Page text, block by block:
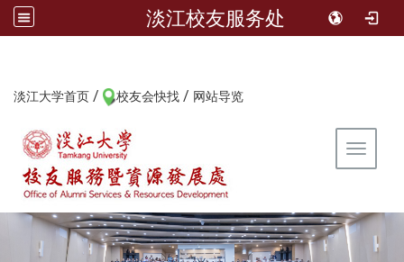
淡江校友服务处
淡江大学首页 / 校友会快找 / 网站导览
Toggle